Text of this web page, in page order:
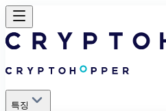
특징